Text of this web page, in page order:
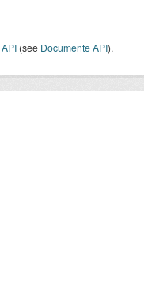
API (see Documente API).